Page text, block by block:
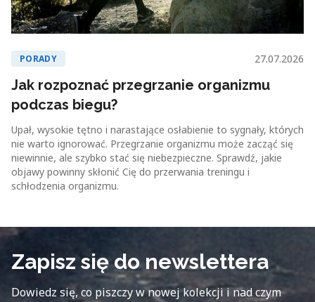
PORADY 27.07.2026
Jak rozpoznać przegrzanie organizmu
podczas biegu?
Upał, wysokie tętno i narastające osłabienie to sygnały, których
nie warto ignorować. Przegrzanie organizmu może zacząć się
niewinnie, ale szybko stać się niebezpieczne. Sprawdź, jakie
objawy powinny skłonić Cię do przerwania treningu i
schłodzenia organizmu.
Zapisz się do newslettera
Dowiedz się, co piszczy w nowej kolekcji i nad czym